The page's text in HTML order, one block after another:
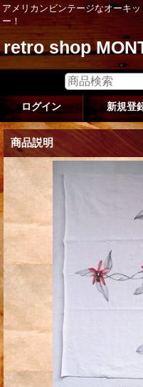
アメリカンビンテージなオーキ
ー！
retro shop
ログイン 新規登
商品説明